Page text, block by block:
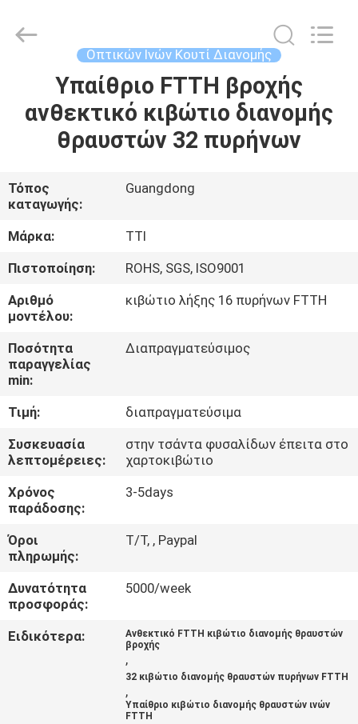
ΣΠΊΤΙ
ΠΡΟΪΌΝΤΑ
ΠΕΡΊΠΟΥ
ΕΜΕΊΣ
ΓΎΡΟΣ
ΕΡΓΟΣΤΑΣΊΩΝ
ΠΟΙΟΤΙΚΌΣ
ΈΛΕΓΧΟΣ
ΜΑΣ
ΕΛΆΤΕ
ΕΠΑΦΉ
ΜΕ
ΖΗΤΉΣΤΕ
ΈΝΑ
ΑΠΌΣΠΑΣΜΑ
Tech.
Οπτικών Ινών Κουτί Διανομής
Υπαίθριο FTTH βροχής
ανθεκτικό κιβώτιο διανομής
θραυστών 32 πυρήνων
Τόπος
καταγωγής:
Guangdong
Μάρκα:
TTI
Πιστοποίηση:
ROHS, SGS, ISO9001
Αριθμό
μοντέλου:
κιβώτιο λήξης 16 πυρήνων FTTH
Ποσότητα
παραγγελίας
min:
Διαπραγματεύσιμος
Τιμή:
διαπραγματεύσιμα
Συσκευασία
λεπτομέρειες:
στην τσάντα φυσαλίδων έπειτα στο
χαρτοκιβώτιο
Χρόνος
παράδοσης:
3-5days
Όροι
πληρωμής:
T/T, , Paypal
Δυνατότητα
προσφοράς:
5000/week
Ειδικότερα:
Ανθεκτικό FTTH κιβώτιο διανομής θραυστών
βροχής
,
32 κιβώτιο διανομής θραυστών πυρήνων FTTH
,
Υπαίθριο κιβώτιο διανομής θραυστών ινών
FTTH